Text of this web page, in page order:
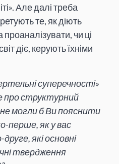
Але далі треба
те, як діють
проаналізувати, чи ці
діє, керують їхніми
суперечності»
про структурний
могли б Ви пояснити
перше, як у вас
які основні
твердження